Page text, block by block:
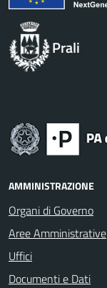
Prali
AMMINISTRAZIONE
Organi di Governo
Aree Amministrative
Uffici
Documenti e Dati